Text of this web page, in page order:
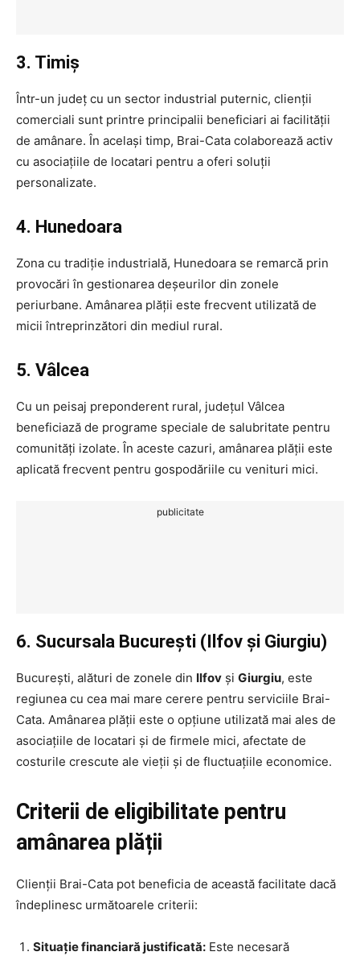
3. Timiș
Într-un județ cu un sector industrial puternic, clienții
comerciali sunt printre principalii beneficiari ai facilității
de amânare. În același timp, Brai-Cata colaborează activ
cu asociațiile de locatari pentru a oferi soluții
personalizate.
4. Hunedoara
Zona cu tradiție industrială, Hunedoara se remarcă prin
provocări în gestionarea deșeurilor din zonele
periurbane. Amânarea plății este frecvent utilizată de
micii întreprinzători din mediul rural.
5. Vâlcea
Cu un peisaj preponderent rural, județul Vâlcea
beneficiază de programe speciale de salubritate pentru
comunități izolate. În aceste cazuri, amânarea plății este
aplicată frecvent pentru gospodăriile cu venituri mici.
publicitate
6. Sucursala București (Ilfov și Giurgiu)
București, alături de zonele din Ilfov și Giurgiu, este
regiunea cu cea mai mare cerere pentru serviciile Brai-
Cata. Amânarea plății este o opțiune utilizată mai ales de
asociațiile de locatari și de firmele mici, afectate de
costurile crescute ale vieții și de fluctuațiile economice.
Criterii de eligibilitate pentru
amânarea plății
Clienții Brai-Cata pot beneficia de această facilitate dacă
îndeplinesc următoarele criterii:
Situație financiară justificată: Este necesară